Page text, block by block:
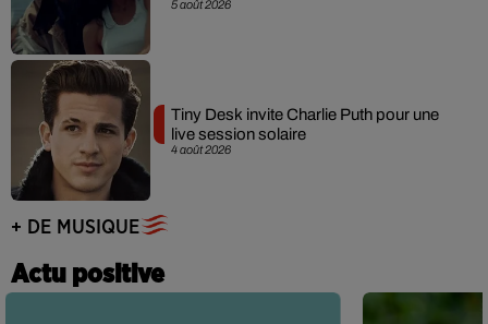
5 août 2026
4 août 2026
Tiny Desk invite Charlie Puth pour une
live session solaire
+ DE MUSIQUE
Actu positive